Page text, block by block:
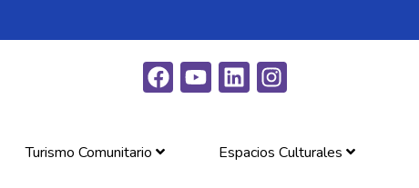
Turismo Comunitario Espacios Culturales